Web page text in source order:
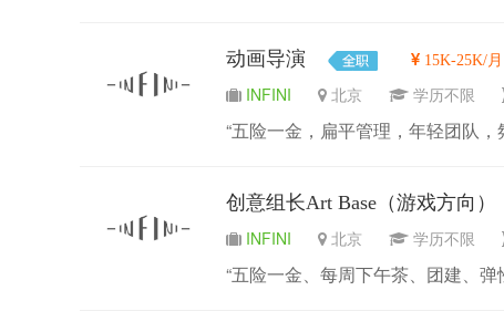
动画导演 15K-25K/月
INFINI 北京 学历不限
“五险一金，扁平管理，年轻团队，
创意组长Art Base（游戏方向）
INFINI 北京 学历不限
“五险一金、每周下午茶、团建、弹